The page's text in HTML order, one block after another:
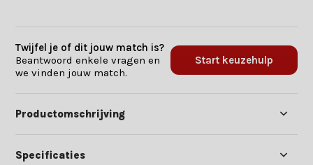
Twijfel je of dit jouw match is?
Beantwoord enkele vragen en
we vinden jouw match.
Start keuzehulp
Productomschrijving
Specificaties